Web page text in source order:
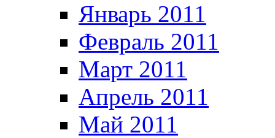
Январь 2011
Февраль 2011
Март 2011
Апрель 2011
Май 2011